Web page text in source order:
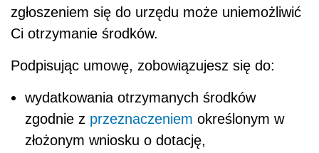
zgłoszeniem się do urzędu może uniemożliwić
Ci otrzymanie środków.
Podpisując umowę, zobowiązujesz się do:
wydatkowania otrzymanych środków
zgodnie z przeznaczeniem określonym w
złożonym wniosku o dotację,